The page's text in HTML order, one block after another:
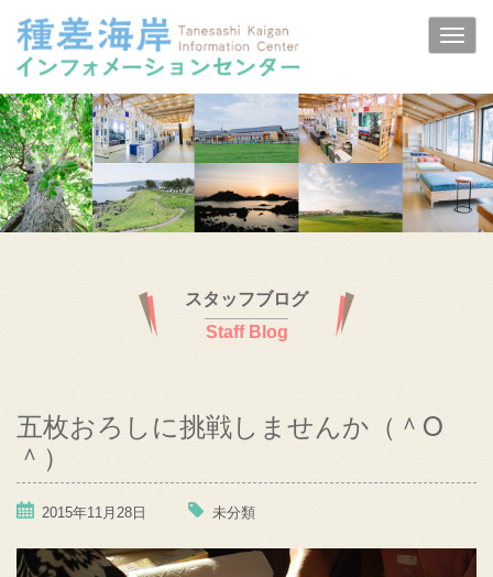
スタッフブログ
Staff Blog
五枚おろしに挑戦しませんか（＾O
＾）
2015年11月28日 未分類